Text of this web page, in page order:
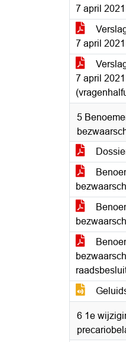
7 april
7 april
7 april
5
6 1e